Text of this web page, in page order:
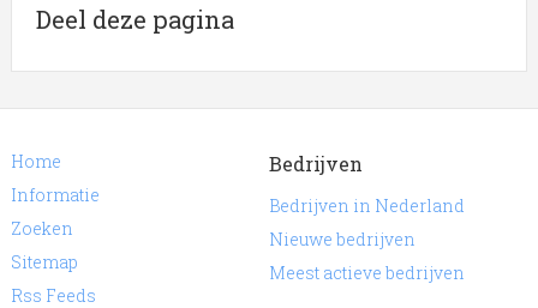
Deel deze pagina
Home
Informatie
Zoeken
Sitemap
Rss Feeds
Bedrijven
Bedrijven in Nederland
Nieuwe bedrijven
Meest actieve bedrijven